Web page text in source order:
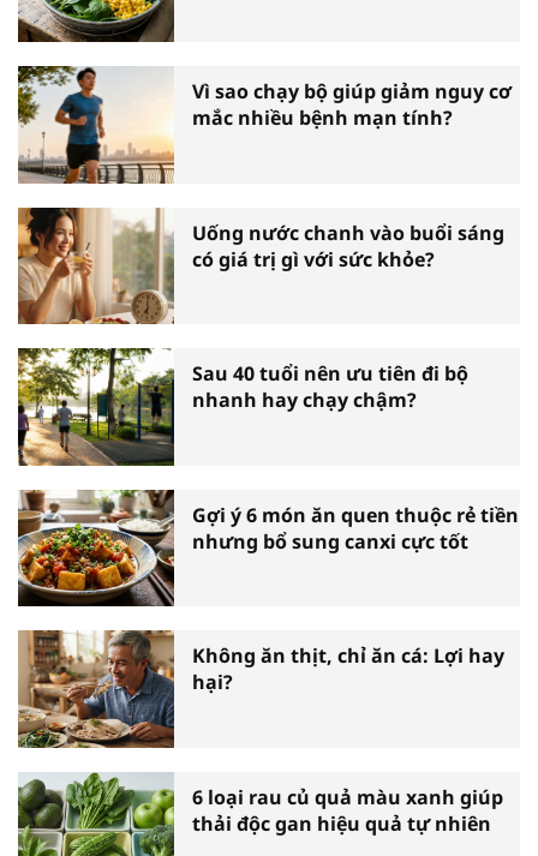
Vì sao chạy bộ giúp giảm nguy cơ
mắc nhiều bệnh mạn tính?
Uống nước chanh vào buổi sáng
có giá trị gì với sức khỏe?
Sau 40 tuổi nên ưu tiên đi bộ
nhanh hay chạy chậm?
Gợi ý 6 món ăn quen thuộc rẻ tiền
nhưng bổ sung canxi cực tốt
Không ăn thịt, chỉ ăn cá: Lợi hay
hại?
6 loại rau củ quả màu xanh giúp
thải độc gan hiệu quả tự nhiên